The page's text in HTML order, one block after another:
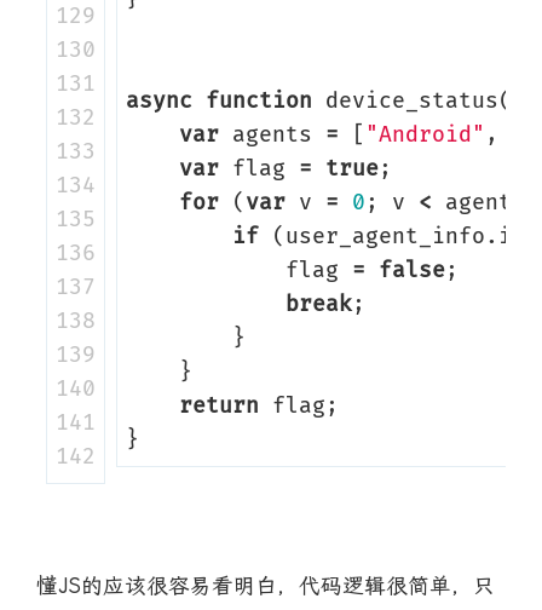
129
130
131
132
133
134
135
136
137
138
139
140
141
async function device_status(
var agents = "Android" ,
var flag = true;
for
( var v = 0 ; v < agents
if
( user_agent_info.
flag
= false;
break;
}
}
return
flag ;
}
懂JS的应该很容易看明白，代码逻辑很简单，只